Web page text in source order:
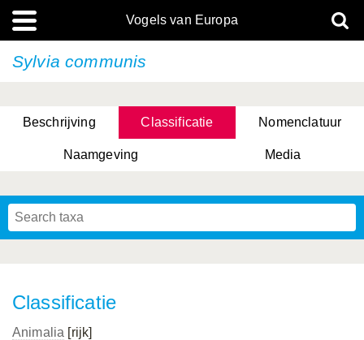
Vogels van Europa
Sylvia communis
Beschrijving Classificatie Nomenclatuur
Naamgeving Media
Classificatie
Animalia [rijk]